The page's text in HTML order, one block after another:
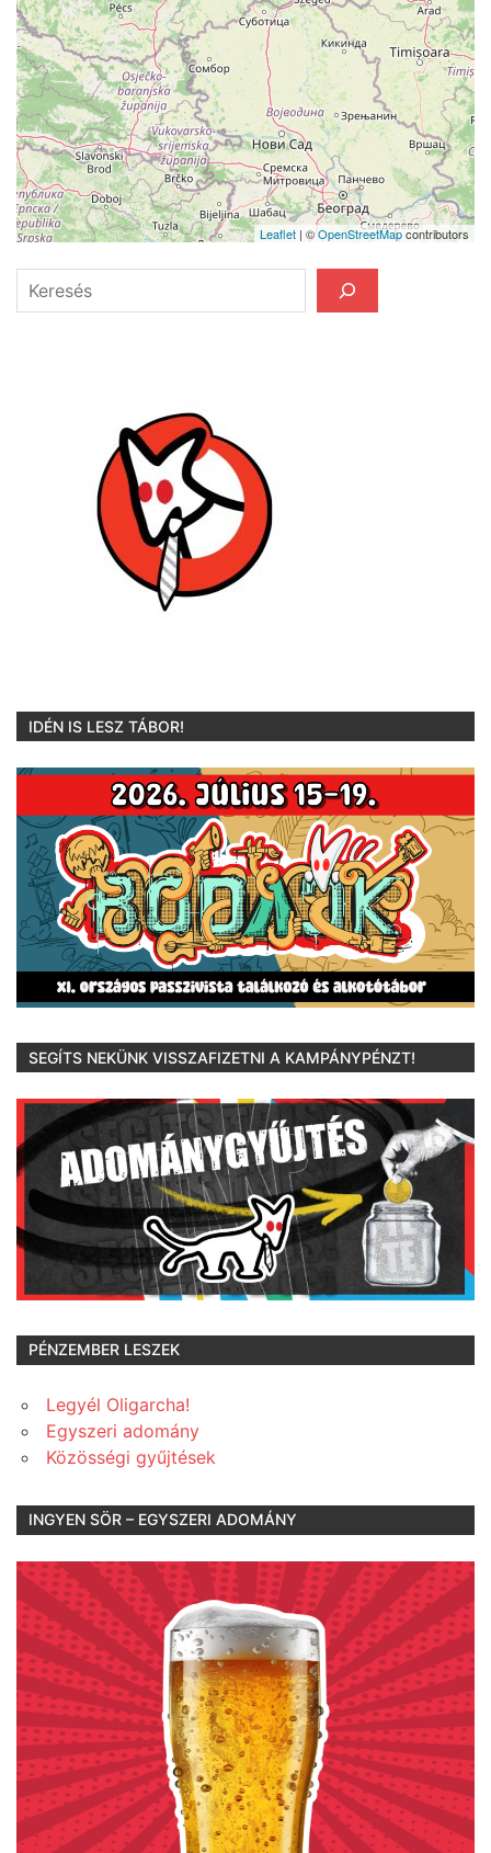
Leaflet | ©OpenStreetMapcontributors
IDÉN IS LESZ TÁBOR!
SEGÍTS NEKÜNK VISSZAFIZETNI A KAMPÁNYPÉNZT!
PÉNZEMBER LESZEK
Legyél Oligarcha!
Egyszeri adomány
Közösségi gyűjtések
INGYEN SÖR – EGYSZERI ADOMÁNY